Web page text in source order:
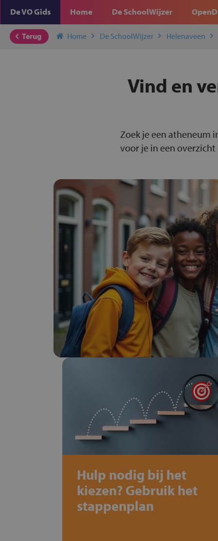
De VO Gids Home De SchoolWijzer
Terug Home De SchoolWijzer Helenaveen
Vind en
Zoek je een atheneum
voor je in een overzicht
Hulp nodig bij het
kiezen? Gebruik het
stappenplan